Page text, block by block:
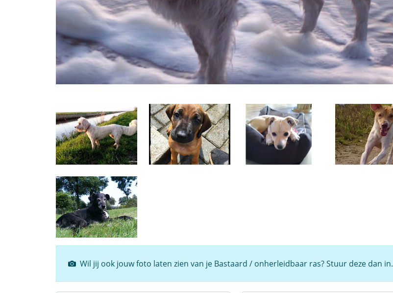
Wil jij ook jouw foto laten zien van je Bastaard / onherleidbaar ras? Stuur deze dan in.